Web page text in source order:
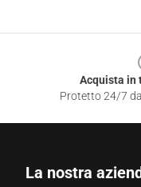
Acquista in
Protetto 24/7
La nostra